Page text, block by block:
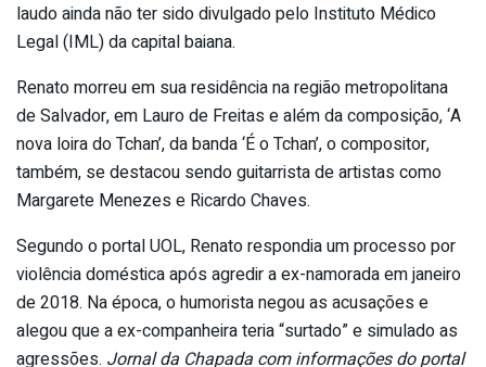
laudo ainda não ter sido divulgado pelo Instituto Médico
Legal (IML) da capital baiana.
Renato morreu em sua residência na região metropolitana
de Salvador, em Lauro de Freitas e além da composição, ‘A
nova loira do Tchan’, da banda ‘É o Tchan’, o compositor,
também, se destacou sendo guitarrista de artistas como
Margarete Menezes e Ricardo Chaves.
Segundo o portal UOL, Renato respondia um processo por
violência doméstica após agredir a ex-namorada em janeiro
de 2018. Na época, o humorista negou as acusações e
alegou que a ex-companheira teria “surtado” e simulado as
agressões. Jornal da Chapada com informações do portal